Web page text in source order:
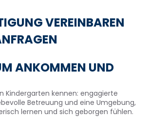
VEREINBAREN
ANKOMMEN UND
Kindergarten kennen: engagierte
Betreuung und eine Umgebung,
lernen und sich geborgen fühlen.